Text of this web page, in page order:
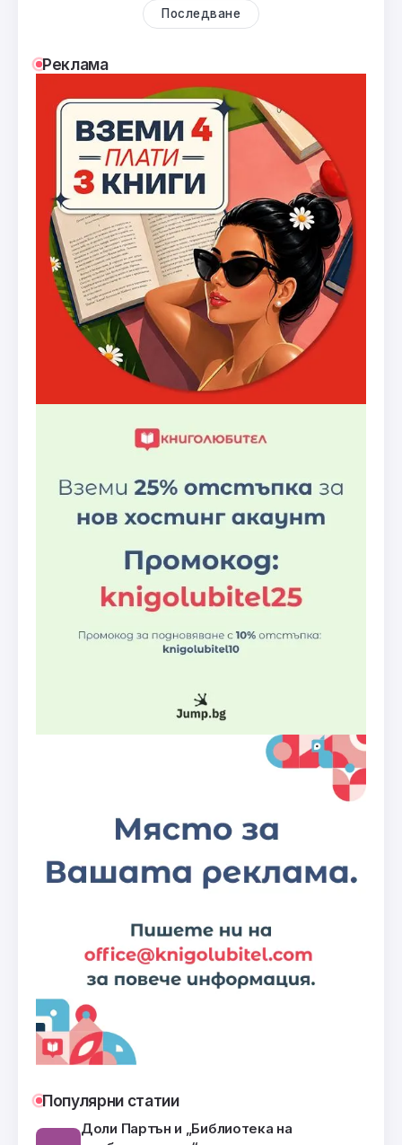
Последване
Реклама
Популярни статии
Доли Партън и „Библиотека на